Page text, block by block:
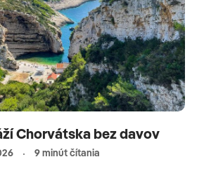
Chorvátska bez davov
9 minút čítania